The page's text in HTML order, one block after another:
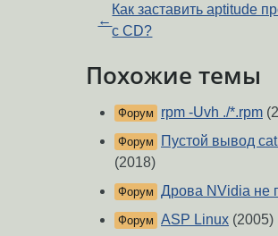
←
Как заставить aptitude
с CD?
Похожие темы
Форум rpm -Uvh ./*.rpm
Форум
Пустой вывод
(2018)
Форум Дрова NVidia не
Форум ASP Linux (2005)